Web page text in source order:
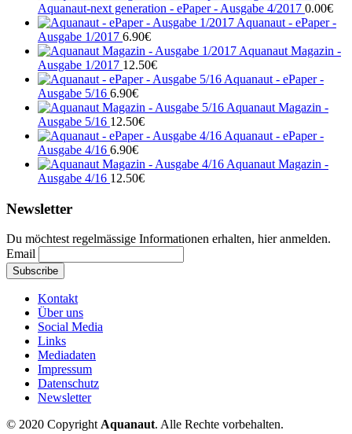
Aquanaut-next generation - ePaper - Ausgabe 4/2017 0.00€
Aquanaut - ePaper -
Ausgabe 1/2017 6.90€
Aquanaut Magazin -
Ausgabe 1/2017 12.50€
Aquanaut - ePaper -
Ausgabe 5/16 6.90€
Aquanaut Magazin -
Ausgabe 5/16 12.50€
Aquanaut - ePaper -
Ausgabe 4/16 6.90€
Aquanaut Magazin -
Ausgabe 4/16 12.50€
Newsletter
Du möchtest regelmässige Informationen erhalten, hier anmelden.
Email
Kontakt
Über uns
Social Media
Links
Mediadaten
Impressum
Datenschutz
Newsletter
© 2020 Copyright Aquanaut. Alle Rechte vorbehalten.